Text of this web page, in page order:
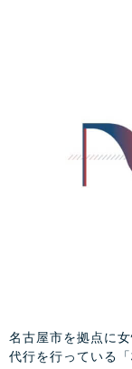
名古屋市を拠点に
代行を行っている